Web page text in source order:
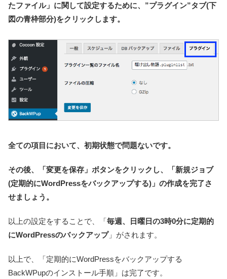
たファイル」に関して設定するために、”プラグイン”タブ(下
図の青枠部分)をクリックします。
全ての項目において、初期状態で問題ないです。
その後、「変更を保存」ボタンをクリックし、「新規ジョブ
(定期的にWordPressをバックアップする)」の作成を完了さ
せましょう。
以上の設定をすることで、「毎週、日曜日の3時0分に定期的
にWordPressのバックアップ」がされます。
以上で、「定期的にWordPressをバックアップする
BackWPupのインストール手順」は完了です。